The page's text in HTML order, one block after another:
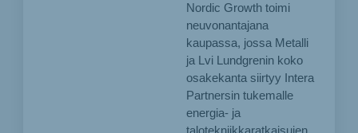
Nordic Growth toimi
neuvonantajana
kaupassa, jossa Metalli
ja Lvi Lundgrenin koko
osakekanta siirtyy Intera
Partnersin tukemalle
energia- ja
talotekniikkaratkaisujen